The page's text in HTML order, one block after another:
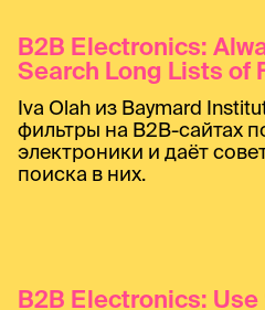
B2B Electronics:
Search Long Lists of
Iva Olah из Baymard
фильтры на B2B-сайтах
электроники и даёт
поиска в них.
B2B Electronics: Use